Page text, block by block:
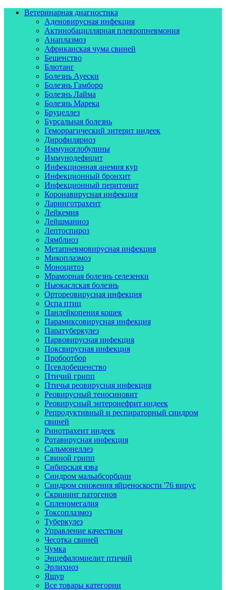
Ветеринарная диагностика
Аденовирусная инфекция
Актинобациллярная плевропневмония
Анаплазмоз
Африканская чума свиней
Бешенство
Блютанг
Болезнь Ауески
Болезнь Гамборо
Болезнь Лайма
Болезнь Марека
Бруцеллез
Бурсальная болезнь
Геморрагический энтерит индеек
Дирофиляриоз
Иммуноглобулины
Иммунодефицит
Инфекционная анемия кур
Инфекционный бронхит
Инфекционный перитонит
Коронавирусная инфекция
Ларинготрахеит
Лейкемия
Лейшманиоз
Лептоспироз
Лямблиоз
Метапневмовирусная инфекция
Микоплазмоз
Моноцитоз
Мраморная болезнь селезенки
Ньюкаслская болезнь
Ортореовирусная инфекция
Оспа птиц
Панлейкопения кошек
Парамиксовирусная инфекция
Паратуберкулез
Парвовирусная инфекция
Поксвирусная инфекция
Пробоотбор
Псевдобешенство
Птичий грипп
Птичья реовирусная инфекция
Реовирусный теносиновит
Реовирусный энтеронефрит индеек
Репродуктивный и респираторный синдром
свиней
Ринотрахеит индеек
Ротавирусная инфекция
Сальмонеллез
Свиной грипп
Сибирская язва
Синдром мальабсорбции
Синдром снижения яйценоскости '76 вирус
Скрининг патогенов
Спленомегалия
Токсоплазмоз
Туберкулез
Управление качеством
Чесотка свиней
Чумка
Энцефаломиелит птичий
Эрлихиоз
Ящур
Все товары категории